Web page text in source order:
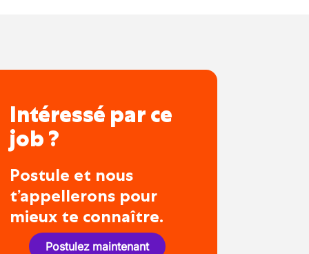
Intéressé par ce
job ?
Postule et nous
t’appellerons pour
mieux te connaître.
Postulez maintenant